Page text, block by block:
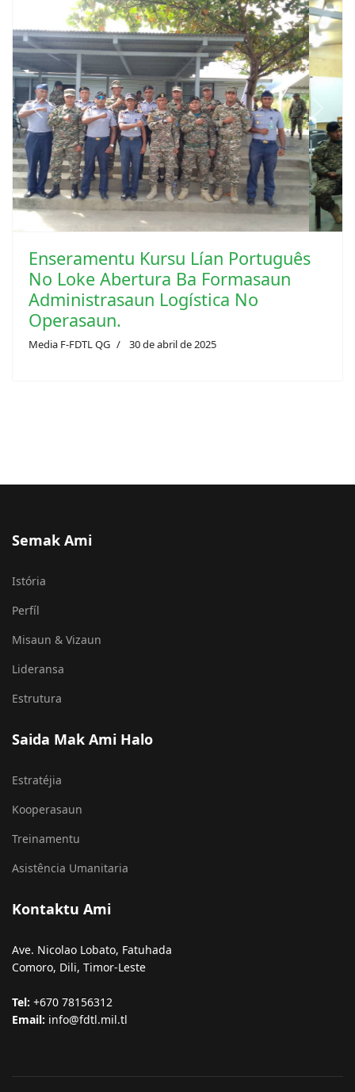
Previous
Enseramentu Kursu Lían Português
No Loke Abertura Ba Formasaun
Administrasaun Logística No
Operasaun.
Media F-FDTL QG
Perfíl
Misaun & Vizaun
Lideransa
Estrutura
Kooperasaun
Treinamentu
Asistência Umanitaria
Tel:+670 78156312
© 2026 FALINTIL-FDTL. All Rights Reserved.